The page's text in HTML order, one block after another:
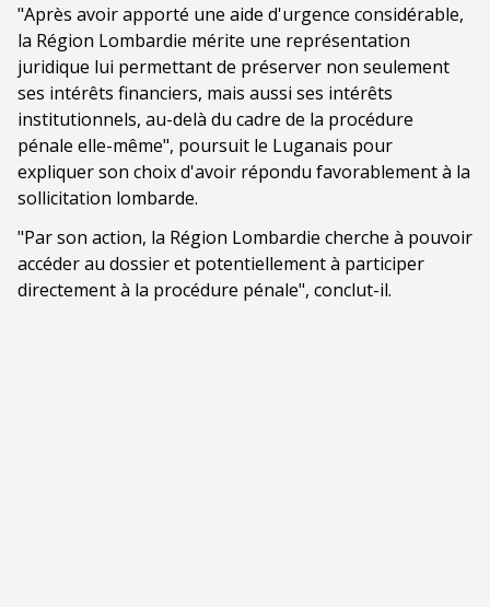
"Après avoir apporté une aide d'urgence considérable,
la Région Lombardie mérite une représentation
juridique lui permettant de préserver non seulement
ses intérêts financiers, mais aussi ses intérêts
institutionnels, au-delà du cadre de la procédure
pénale elle-même", poursuit le Luganais pour
expliquer son choix d'avoir répondu favorablement à la
sollicitation lombarde.
"Par son action, la Région Lombardie cherche à pouvoir
accéder au dossier et potentiellement à participer
directement à la procédure pénale", conclut-il.